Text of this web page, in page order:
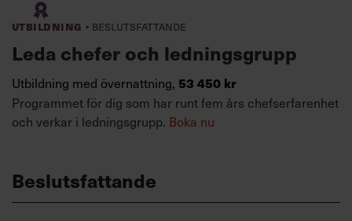
Utbildning · Beslutsfattande
Leda chefer och ledningsgrupp
Utbildning med övernattning, 53 450 kr
Programmet för dig som har runt fem års chefserfarenhet
och verkar i ledningsgrupp. Boka nu
Beslutsfattande